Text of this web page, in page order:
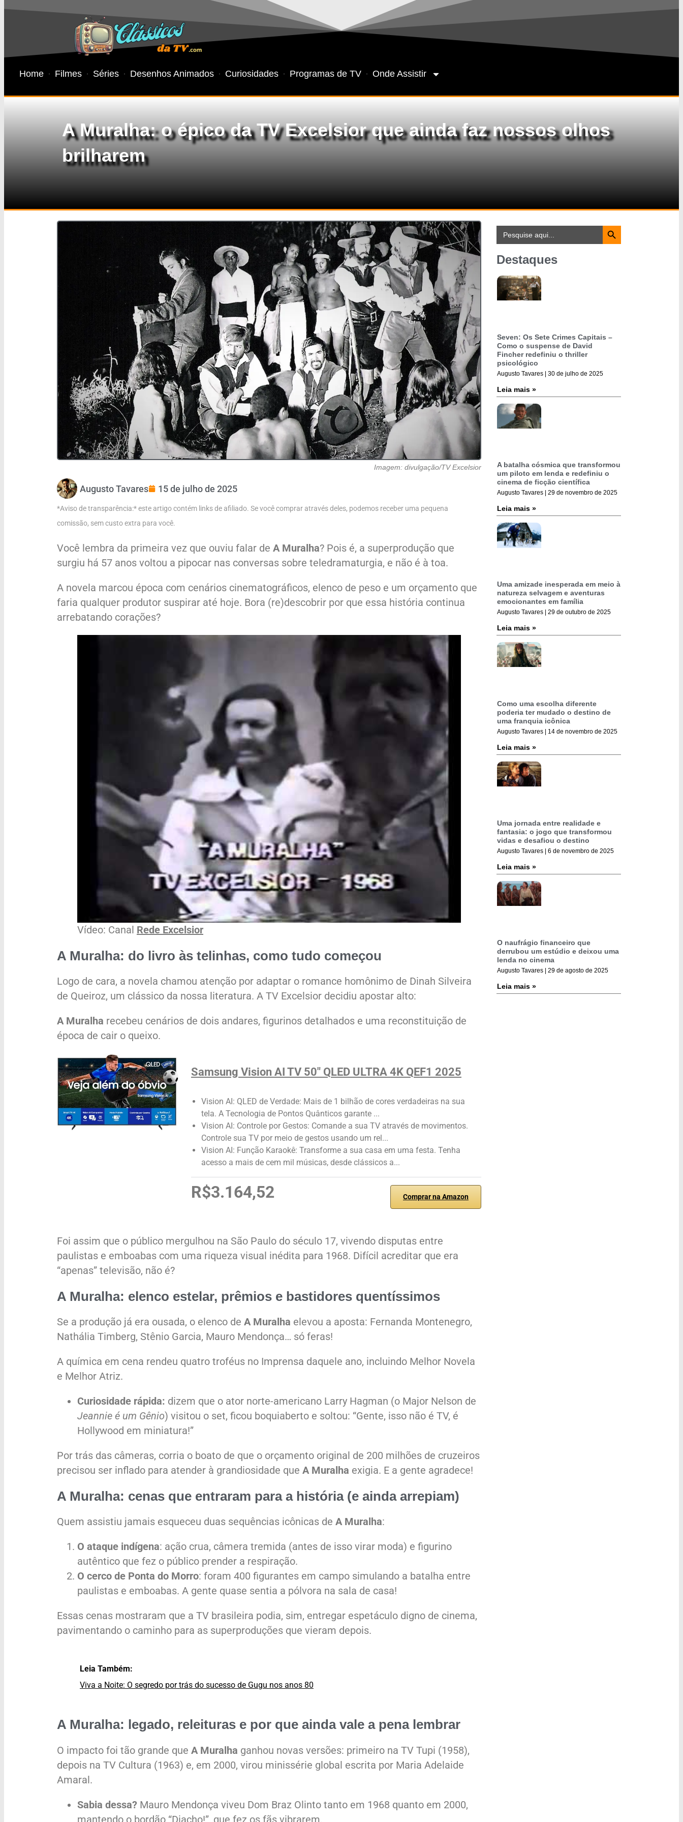
Home Filmes Séries Desenhos Animados Curiosidades Programas de TV Onde Assistir
A Muralha: o épico da TV Excelsior que ainda faz nossos olhos
brilharem
Imagem: divulgação/TV Excelsior
Augusto Tavares 15 de julho de 2025
*Aviso de transparência:* este artigo contém links de afiliado. Se você comprar através deles, podemos receber uma pequena
comissão, sem custo extra para você.
Você lembra da primeira vez que ouviu falar de A Muralha? Pois é, a superprodução que
surgiu há 57 anos voltou a pipocar nas conversas sobre teledramaturgia, e não é à toa.
A novela marcou época com cenários cinematográficos, elenco de peso e um orçamento que
faria qualquer produtor suspirar até hoje. Bora (re)descobrir por que essa história continua
arrebatando corações?
Vídeo: Canal Rede Excelsior
A Muralha: do livro às telinhas, como tudo começou
Logo de cara, a novela chamou atenção por adaptar o romance homônimo de Dinah Silveira
de Queiroz, um clássico da nossa literatura. A TV Excelsior decidiu apostar alto:
A Muralha recebeu cenários de dois andares, figurinos detalhados e uma reconstituição de
época de cair o queixo.
Samsung Vision AI TV 50" QLED ULTRA 4K QEF1 2025
Vision AI: QLED de Verdade: Mais de 1 bilhão de cores verdadeiras na sua
tela. A Tecnologia de Pontos Quânticos garante ...
Vision AI: Controle por Gestos: Comande a sua TV através de movimentos.
Controle sua TV por meio de gestos usando um rel...
Vision AI: Função Karaokê: Transforme a sua casa em uma festa. Tenha
acesso a mais de cem mil músicas, desde clássicos a...
R$3.164,52 Comprar na Amazon
Foi assim que o público mergulhou na São Paulo do século 17, vivendo disputas entre
paulistas e emboabas com uma riqueza visual inédita para 1968. Difícil acreditar que era
“apenas” televisão, não é?
A Muralha: elenco estelar, prêmios e bastidores quentíssimos
Se a produção já era ousada, o elenco de A Muralha elevou a aposta: Fernanda Montenegro,
Nathália Timberg, Stênio Garcia, Mauro Mendonça… só feras!
A química em cena rendeu quatro troféus no Imprensa daquele ano, incluindo Melhor Novela
e Melhor Atriz.
Curiosidade rápida: dizem que o ator norte-americano Larry Hagman (o Major Nelson de
Jeannie é um Gênio) visitou o set, ficou boquiaberto e soltou: “Gente, isso não é TV, é
Hollywood em miniatura!”
Por trás das câmeras, corria o boato de que o orçamento original de 200 milhões de cruzeiros
precisou ser inflado para atender à grandiosidade que A Muralha exigia. E a gente agradece!
A Muralha: cenas que entraram para a história (e ainda arrepiam)
Quem assistiu jamais esqueceu duas sequências icônicas de A Muralha:
O ataque indígena: ação crua, câmera tremida (antes de isso virar moda) e figurino
autêntico que fez o público prender a respiração.
O cerco de Ponta do Morro: foram 400 figurantes em campo simulando a batalha entre
paulistas e emboabas. A gente quase sentia a pólvora na sala de casa!
Essas cenas mostraram que a TV brasileira podia, sim, entregar espetáculo digno de cinema,
pavimentando o caminho para as superproduções que vieram depois.
Leia Também:
Viva a Noite: O segredo por trás do sucesso de Gugu nos anos 80
A Muralha: legado, releituras e por que ainda vale a pena lembrar
O impacto foi tão grande que A Muralha ganhou novas versões: primeiro na TV Tupi (1958),
depois na TV Cultura (1963) e, em 2000, virou minissérie global escrita por Maria Adelaide
Amaral.
Sabia dessa? Mauro Mendonça viveu Dom Braz Olinto tanto em 1968 quanto em 2000,
mantendo o bordão “Diacho!”, que fez os fãs vibrarem.
Search
for:
Search Button
Destaques
Seven: Os Sete Crimes Capitais –
Como o suspense de David
Fincher redefiniu o thriller
psicológico
Augusto Tavares 30 de julho de 2025
Leia mais »
A batalha cósmica que transformou
um piloto em lenda e redefiniu o
cinema de ficção científica
Augusto Tavares 29 de novembro de 2025
Leia mais »
Uma amizade inesperada em meio à
natureza selvagem e aventuras
emocionantes em família
Augusto Tavares 29 de outubro de 2025
Leia mais »
Como uma escolha diferente
poderia ter mudado o destino de
uma franquia icônica
Augusto Tavares 14 de novembro de 2025
Leia mais »
Uma jornada entre realidade e
fantasia: o jogo que transformou
vidas e desafiou o destino
Augusto Tavares 6 de novembro de 2025
Leia mais »
O naufrágio financeiro que
derrubou um estúdio e deixou uma
lenda no cinema
Augusto Tavares 29 de agosto de 2025
Leia mais »